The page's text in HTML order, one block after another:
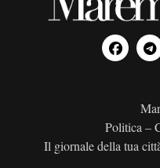
Politica –
Il giornale della tua